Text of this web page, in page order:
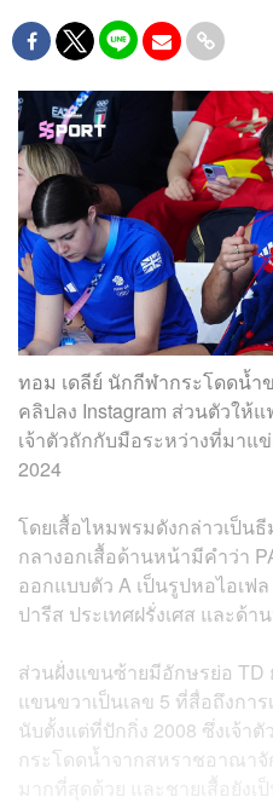
ทอม เดลีย์ นักกีฬากระโดดน้
คลิปลง Instagram ส่วนตัวให้
เจ้าตัวถักกับมือระหว่างที่มาแ
2024
โดยเสื้อไหมพรมดังกล่าวเป็น
กลางอกเสื้อด้านหน้ามีคำว่า
ออกแบบตัว A เป็นรูปหอไอเ
ปารีส ประเทศฝรั่งเศส และด้า
ส่วนฝั่งแขนซ้ายมีอักษรย่อ TD
แขนขวาเป็นเลข 5 ที่สื่อถึงกา
นับตั้งแต่ที่ปักกิ่ง 2008 ซึ่งเจ้า
กระโดดน้ำจากสหราชอาณา
มากที่สุดด้วย และชายเสื้อยังเ